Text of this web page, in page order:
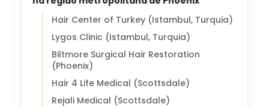
Hair Center of Turkey (Istambul, Turquia)
Lygos Clinic (Istambul, Turquia)
Biltmore Surgical Hair Restoration
(Phoenix)
Hair 4 Life Medical (Scottsdale)
Rejali Medical (Scottsdale)